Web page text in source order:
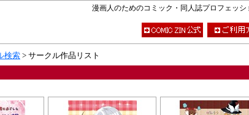
漫画人のためのコミック・同人誌プロフェッ
検索 > サークル作品リスト